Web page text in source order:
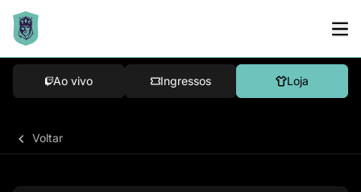
Ao vivo Ingressos Loja
Voltar